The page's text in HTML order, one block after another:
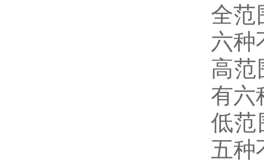
全范
六种
高范
有六
低范
五种